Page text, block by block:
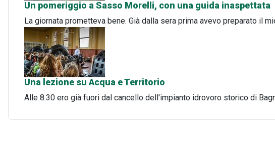
Un pomeriggio a Sasso Morelli, con una guida inaspettata
La giornata prometteva bene. Già dalla sera prima avevo preparato il
Una lezione su Acqua e Territorio
Alle 8.30 ero già fuori dal cancello dell'impianto idrovoro storico di